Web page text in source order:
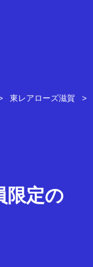
東レアローズ滋賀
限定の